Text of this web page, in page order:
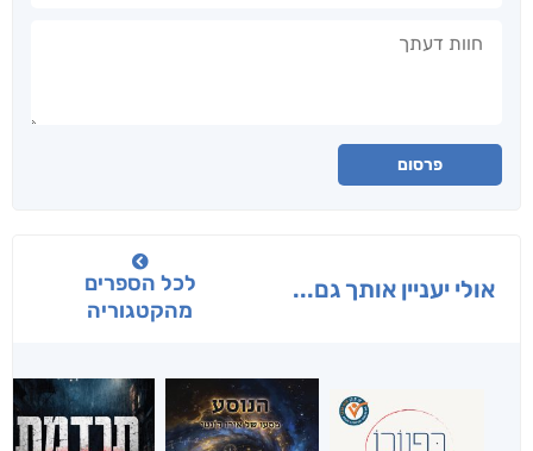
פרסום
אולי יעניין אותך גם...
לכל הספרים
מהקטגוריה